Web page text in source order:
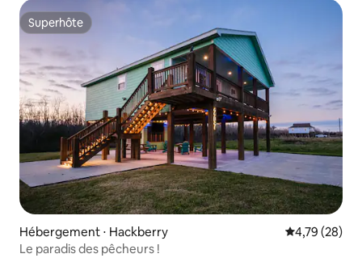
Superhôte
Superhôte
Hébergement ⋅ Hackberry Évaluation
4,79 (28)
Le paradis des pêcheurs !